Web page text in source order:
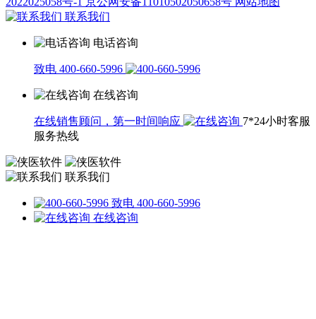
联系我们
电话咨询
致电 400-660-5996
在线咨询
在线销售顾问，第一时间响应
7*24小时客服
服务热线
联系我们
致电 400-660-5996
在线咨询